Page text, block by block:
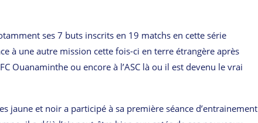
ses 7 buts inscrits en 19 matchs en cette série
à une autre mission cette fois-ci en terre étrangère après
Ouanaminthe ou encore à l’ASC là ou il est devenu le vrai
et noir a participé à sa première séance d’entrainement